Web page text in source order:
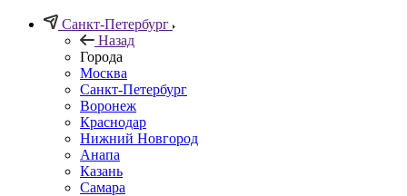
Санкт-Петербург
Назад
Города
Москва
Санкт-Петербург
Воронеж
Краснодар
Нижний Новгород
Анапа
Казань
Самара